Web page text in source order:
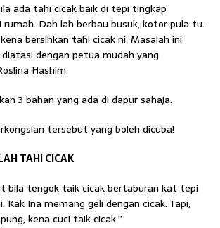
ada tahi cicak baik di tepi tingkap
Dah lah berbau busuk, kotor pula tu.
bersihkan tahi cicak ni. Masalah ini
dengan petua mudah yang
Hashim.
3 bahan yang ada di dapur sahaja.
tersebut yang boleh dicuba!
TAHI CICAK
bila tengok taik cicak bertaburan kat tepi
Ina memang geli dengan cicak. Tapi,
kena cuci taik cicak.”